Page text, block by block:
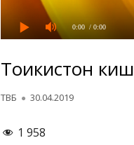
0:00 / 0:00
Тоҷикистон
Автор
ТВБ Опубликовано
30.04.2019
1 958